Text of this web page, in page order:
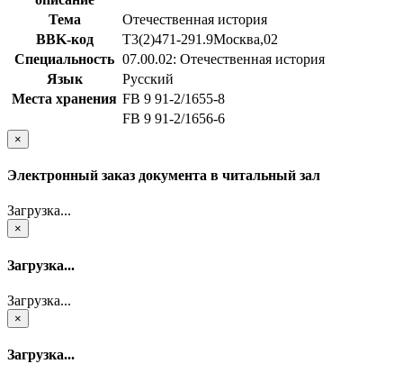
Тема
Отечественная история
BBK-код
Т3(2)471-291.9Москва,02
Специальность 07.00.02: Отечественная история
Язык
Русский
Места хранения FB 9 91-2/1655-8
FB 9 91-2/1656-6
×
Электронный заказ документа в читальный зал
Загрузка...
×
Загрузка...
Загрузка...
×
Загрузка...